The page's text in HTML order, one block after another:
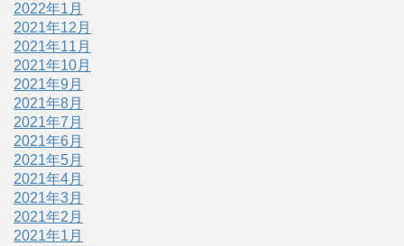
2022年1月
2021年12月
2021年11月
2021年10月
2021年9月
2021年8月
2021年7月
2021年6月
2021年5月
2021年4月
2021年3月
2021年2月
2021年1月